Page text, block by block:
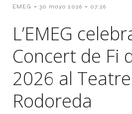
EMEG - 30 mayo 2026 - 07:26
L’EMEG
Concert de Fi
2026 al
Rodoreda